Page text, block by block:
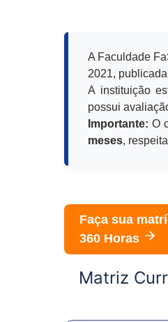
A Faculdade
2021,
A instituição
possui
Importante: O
meses,
Faça sua
360 Horas
Matriz